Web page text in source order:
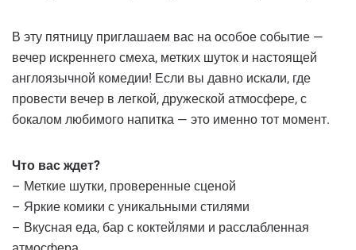
В эту пятницу приглашаем вас на особое событие —
вечер искреннего смеха, метких шуток и настоящей
англоязычной комедии! Если вы давно искали, где
провести вечер в легкой, дружеской атмосфере, с
бокалом любимого напитка — это именно тот момент.
Что вас ждет?
– Меткие шутки, проверенные сценой
– Яркие комики с уникальными стилями
– Вкусная еда, бар с коктейлями и расслабленная